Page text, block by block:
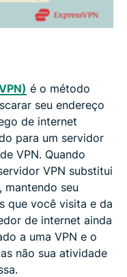
é o método
seu endereço
de internet
para um servidor
VPN. Quando
VPN substitui
mantendo seu
que você visita e da
de internet ainda
a uma VPN e o
não sua atividade